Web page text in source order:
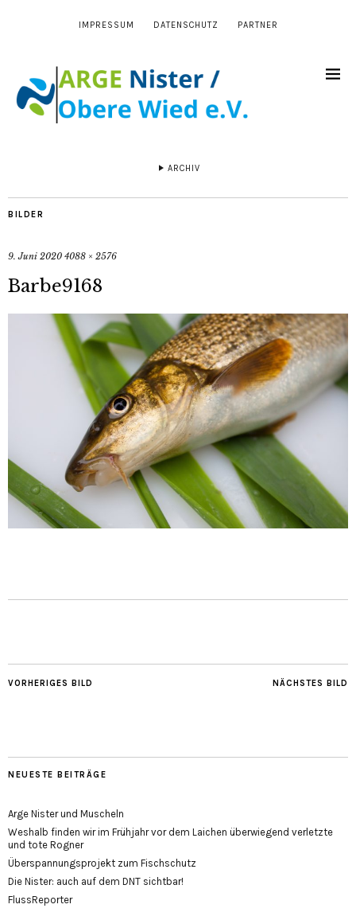
IMPRESSUM DATENSCHUTZ PARTNER
ARCHIV
BILDER
9. Juni 2020 4088 × 2576
Barbe9168
NÄCHSTES BILD
VORHERIGES BILD
NEUESTE BEITRÄGE
Arge Nister und Muscheln
Weshalb finden wir im Frühjahr vor dem Laichen überwiegend verletzte
und tote Rogner
Überspannungsprojekt zum Fischschutz
Die Nister: auch auf dem DNT sichtbar!
FlussReporter